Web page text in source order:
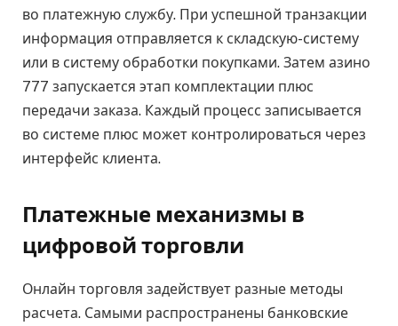
во платежную службу. При успешной транзакции
информация отправляется к складскую-систему
или в систему обработки покупками. Затем азино
777 запускается этап комплектации плюс
передачи заказа. Каждый процесс записывается
во системе плюс может контролироваться через
интерфейс клиента.
Платежные механизмы в
цифровой торговли
Онлайн торговля задействует разные методы
расчета. Самыми распространены банковские